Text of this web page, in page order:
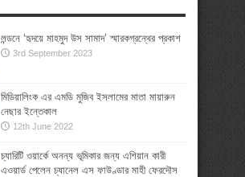
লন্ডনে ‘হৃদয়ে মাহমুদ উস সামাদ’ স্মারকগ্রন্থের প্রকাশ
3rd September 2023
মিডিয়ালিংক এর এমডি মুজিব ইসলামের মাতা মায়ারুন
নেছার ইন্তেকাল
12th June 2022
চ্যারিটি ওয়ার্কে অনন্য ভূমিকার জন্য এশিয়ান কারী
এওয়ার্ড পেলেন চ্যানেল এস ফাউণ্ডার মাহী ফেরদৌস